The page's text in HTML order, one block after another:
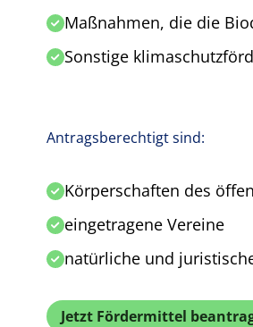
Maßnahmen, die die
Sonstige
Antragsberechtigt sind:
Körperschaften des
eingetragene Vereine
natürliche und
Jetzt Fördermittel